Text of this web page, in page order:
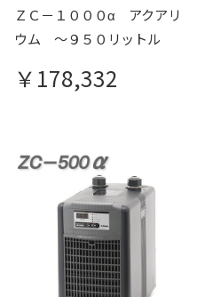
ＺＣ－１０００α アクアリ
ウム ～９５０リットル
￥178,332